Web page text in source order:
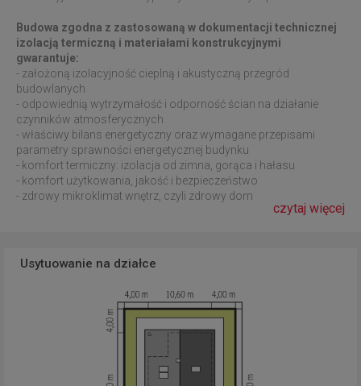
Budowa zgodna z zastosowaną w dokumentacji technicznej
izolacją termiczną i materiałami konstrukcyjnymi
gwarantuje:
- założoną izolacyjność cieplną i akustyczną przegród
budowlanych
- odpowiednią wytrzymałość i odporność ścian na działanie
czynników atmosferycznych
- właściwy bilans energetyczny oraz wymagane przepisami
parametry sprawności energetycznej budynku
- komfort termiczny: izolacja od zimna, gorąca i hałasu
- komfort użytkowania, jakość i bezpieczeństwo
- zdrowy mikroklimat wnętrz, czyli zdrowy dom
czytaj więcej
Usytuowanie na działce